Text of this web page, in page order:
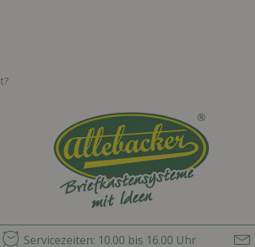
Servicezeiten: 10.00 bis 16.00 Uhr